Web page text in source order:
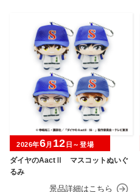
ダイヤのAactⅡ マスコットぬいぐ
るみ
2026年6月 12 日～登場